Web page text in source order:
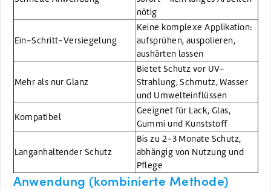
nötig
Ein-Schritt-Versiegelung
Keine komplexe Applikation:
aufsprühen, auspolieren,
aushärten lassen
Mehr als nur Glanz
Bietet Schutz vor UV-
Strahlung, Schmutz, Wasser
und Umwelteinflüssen
Kompatibel
Geeignet für Lack, Glas,
Gummi und Kunststoff
Langanhaltender Schutz
Bis zu 2–3 Monate Schutz,
abhängig von Nutzung und
Pflege
Anwendung (kombinierte Methode)